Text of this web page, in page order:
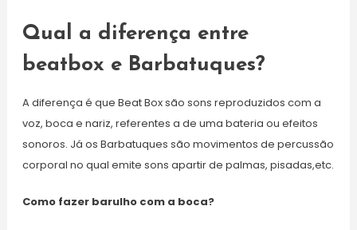
Qual a diferença entre
beatbox e Barbatuques?
A diferença é que Beat Box são sons reproduzidos com a
voz, boca e nariz, referentes a de uma bateria ou efeitos
sonoros. Já os Barbatuques são movimentos de percussão
corporal no qual emite sons apartir de palmas, pisadas,etc.
Como fazer barulho com a boca?